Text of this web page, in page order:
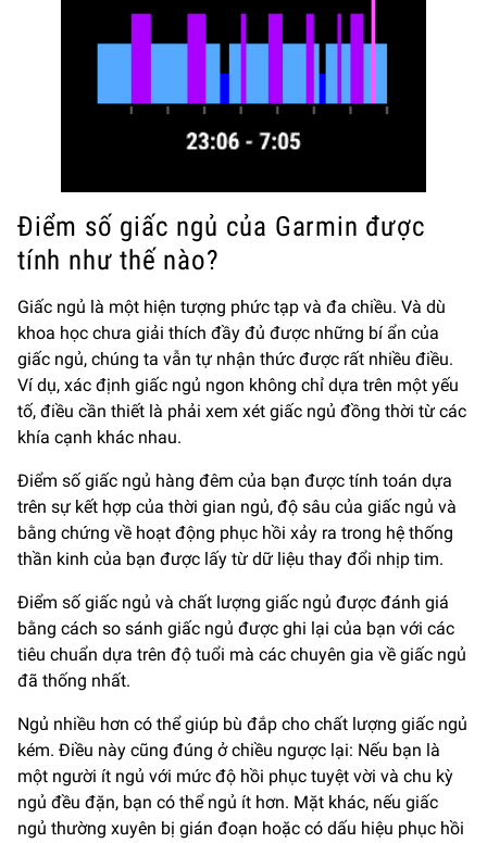
Điểm số giấc ngủ của Garmin được
tính như thế nào?
Giấc ngủ là một hiện tượng phức tạp và đa chiều. Và dù
khoa học chưa giải thích đầy đủ được những bí ẩn của
giấc ngủ, chúng ta vẫn tự nhận thức được rất nhiều điều.
Ví dụ, xác định giấc ngủ ngon không chỉ dựa trên một yếu
tố, điều cần thiết là phải xem xét giấc ngủ đồng thời từ các
khía cạnh khác nhau.
Điểm số giấc ngủ hàng đêm của bạn được tính toán dựa
trên sự kết hợp của thời gian ngủ, độ sâu của giấc ngủ và
bằng chứng về hoạt động phục hồi xảy ra trong hệ thống
thần kinh của bạn được lấy từ dữ liệu thay đổi nhịp tim.
Điểm số giấc ngủ và chất lượng giấc ngủ được đánh giá
bằng cách so sánh giấc ngủ được ghi lại của bạn với các
tiêu chuẩn dựa trên độ tuổi mà các chuyên gia về giấc ngủ
đã thống nhất.
Ngủ nhiều hơn có thể giúp bù đắp cho chất lượng giấc ngủ
kém. Điều này cũng đúng ở chiều ngược lại: Nếu bạn là
một người ít ngủ với mức độ hồi phục tuyệt vời và chu kỳ
ngủ đều đặn, bạn có thể ngủ ít hơn. Mặt khác, nếu giấc
ngủ thường xuyên bị gián đoạn hoặc có dấu hiệu phục hồi